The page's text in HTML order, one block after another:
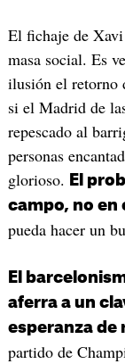
El fichaje de
masa social. Es
ilusión el retorno
si el Madrid de
repescado al
personas
glorioso.
El
campo, no en
pueda hacer un
El
aferra a un
esperanza de
partido de